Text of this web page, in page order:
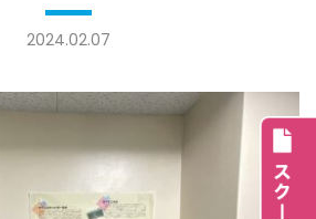
2024.02.07